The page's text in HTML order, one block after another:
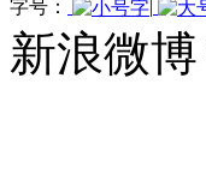
字号： |
新浪微博